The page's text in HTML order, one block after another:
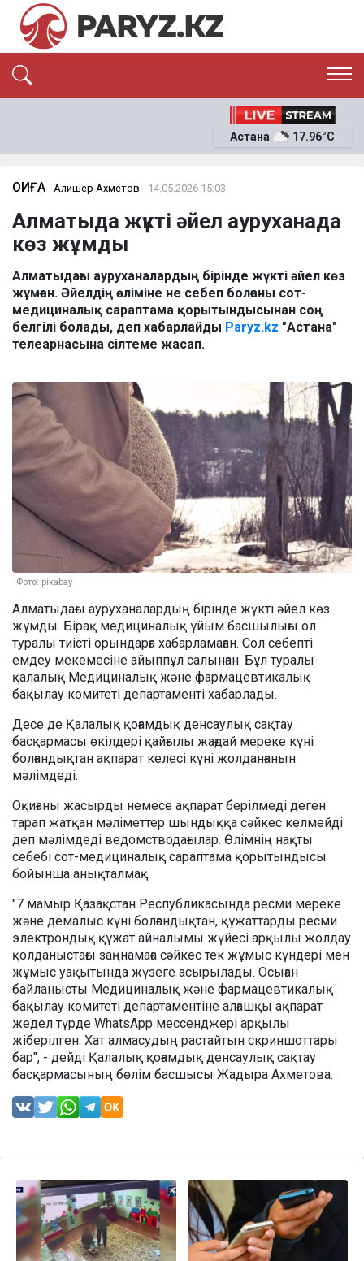
ЭКОНОМИКА
ОҚИҒА
News
Астана 17.96°C
ОҚИҒА Алишер Ахметов 14.05.2026 15:03
Алматыда жүкті әйел ауруханада
көз жұмды
Алматыдағы ауруханалардың бірінде жүкті әйел көз
жұмған. Әйелдің өліміне не себеп болғаны сот-
медициналық сараптама қорытындысынан соң
белгілі болады, деп хабарлайды Paryz.kz "Астана"
телеарнасына сілтеме жасап.
Фото: pixabay
Алматыдағы ауруханалардың бірінде жүкті әйел көз
жұмды. Бірақ медициналық ұйым басшылығы ол
туралы тиісті орындарға хабарламаған. Сол себепті
емдеу мекемесіне айыппұл салынған. Бұл туралы
қалалық Медициналық және фармацевтикалық
бақылау комитеті департаменті хабарлады.
Десе де Қалалық қоғамдық денсаулық сақтау
басқармасы өкілдері қайғылы жағдай мереке күні
болғандықтан ақпарат келесі күні жолданғанын
мәлімдеді.
Оқиғаны жасырды немесе ақпарат берілмеді деген
тарап жатқан мәліметтер шындыққа сәйкес келмейді
деп мәлімдеді ведомстводағылар. Өлімнің нақты
себебі сот-медициналық сараптама қорытындысы
бойынша анықталмақ.
"7 мамыр Қазақстан Республикасында ресми мереке
және демалыс күні болғандықтан, құжаттарды ресми
электрондық құжат айналымы жүйесі арқылы жолдау
қолданыстағы заңнамаға сәйкес тек жұмыс күндері мен
жұмыс уақытында жүзеге асырылады. Осыған
байланысты Медициналық және фармацевтикалық
бақылау комитеті департаментіне алғашқы ақпарат
жедел түрде WhatsApp мессенджері арқылы
жіберілген. Хат алмасудың растайтын скриншоттары
бар", - дейді Қалалық қоғамдық денсаулық сақтау
басқармасының бөлім басшысы Жадыра Ахметова.